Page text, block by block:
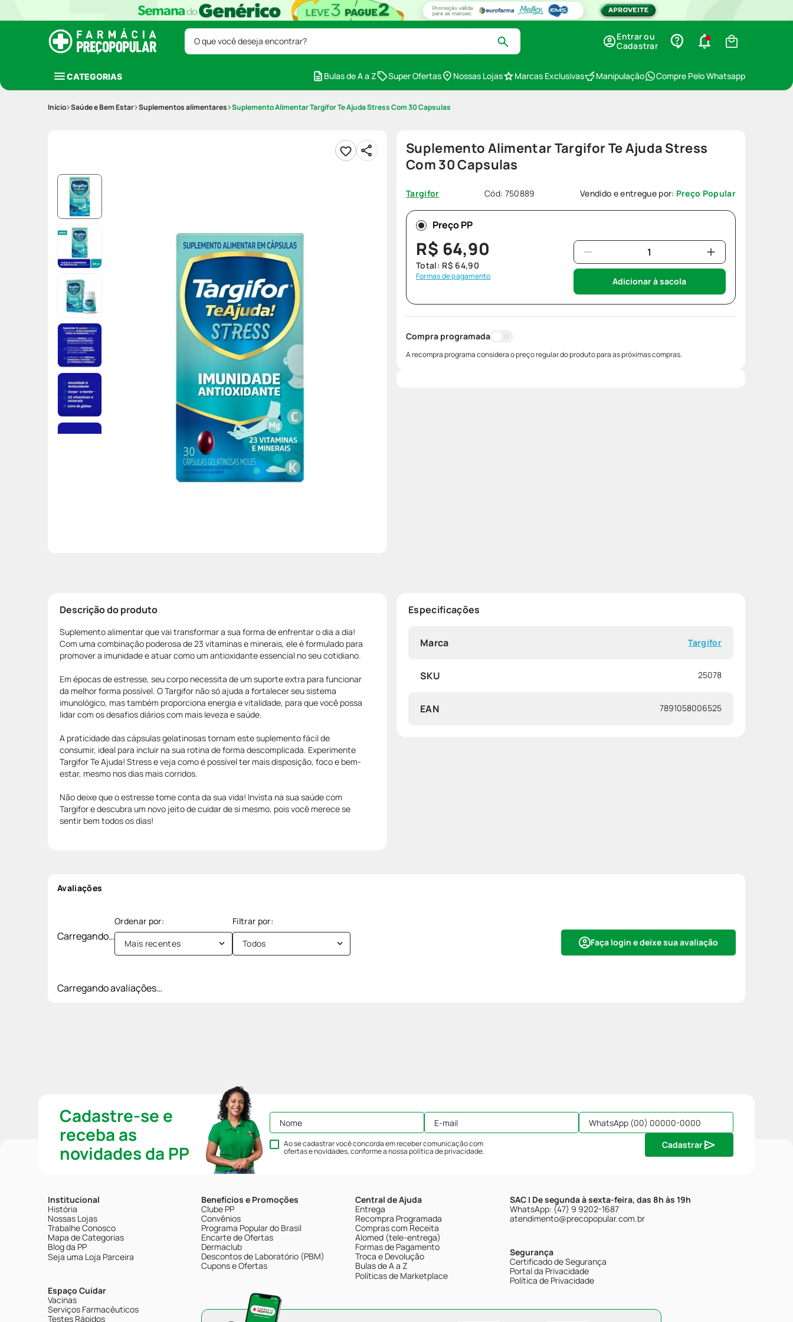
O que você deseja encontrar?
Entrar ou
Cadastrar
CATEGORIAS Bulas de A a Z Super Ofertas Nossas Lojas Marcas Exclusivas Manipulação Compre Pelo Whatsapp
Saúde e Bem Estar Suplementos alimentares Suplemento Alimentar Targifor Te Ajuda Stress Com 30 Capsulas
Suplemento Alimentar Targifor Te Ajuda Stress
Com 30 Capsulas
Targifor Cód: 750889 Vendido e entregue por: Preço Popular
Preço PP
R$ 64,90
Total: R$ 64,90
Formas de pagamento Adicionar à sacola
Compra programada
A recompra programa considera o preço regular do produto para as próximas compras.
Descrição do produto
Suplemento alimentar que vai transformar a sua forma de enfrentar o dia a dia!
Com uma combinação poderosa de 23 vitaminas e minerais, ele é formulado para
promover a imunidade e atuar como um antioxidante essencial no seu cotidiano.
Em épocas de estresse, seu corpo necessita de um suporte extra para funcionar
da melhor forma possível. O Targifor não só ajuda a fortalecer seu sistema
imunológico, mas também proporciona energia e vitalidade, para que você possa
lidar com os desafios diários com mais leveza e saúde.
A praticidade das cápsulas gelatinosas tornam este suplemento fácil de
consumir, ideal para incluir na sua rotina de forma descomplicada. Experimente
Targifor Te Ajuda! Stress e veja como é possível ter mais disposição, foco e bem-
estar, mesmo nos dias mais corridos.
Não deixe que o estresse tome conta da sua vida! Invista na sua saúde com
Targifor e descubra um novo jeito de cuidar de si mesmo, pois você merece se
sentir bem todos os dias!
Especificações
Marca Targifor
SKU 25078
EAN 7891058006525
Avaliações
Carregando… Faça login e deixe sua avaliação
Mais recentes Todos
Carregando avaliações…
Cadastre-se e
receba as
novidades da PP
Ao se cadastrar você concorda em receber comunicação com
ofertas e novidades, conforme a nossapolítica de privacidade.
Cadastrar
Institucional
História
Nossas Lojas
Trabalhe Conosco
Mapa de Categorias
Blog da PP
Seja uma Loja Parceira
Espaço Cuidar
Vacinas
Serviços Farmacêuticos
Testes Rápidos
Benefícios e Promoções
Clube PP
Convênios
Programa Popular do Brasil
Encarte de Ofertas
Dermaclub
Descontos de Laboratório (PBM)
Cupons e Ofertas
Central de Ajuda
Entrega
Recompra Programada
Compras com Receita
Alomed (tele-entrega)
Formas de Pagamento
Troca e Devolução
Bulas de A a Z
Políticas de Marketplace
SAC | De segunda à sexta-feira, das 8h às 19h
WhatsApp: (47) 9 9202-1687
atendimento@precopopular.com.br
Segurança
Certificado de Segurança
Portal da Privacidade
Política de Privacidade